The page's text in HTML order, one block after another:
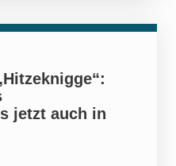
jetzt auch in